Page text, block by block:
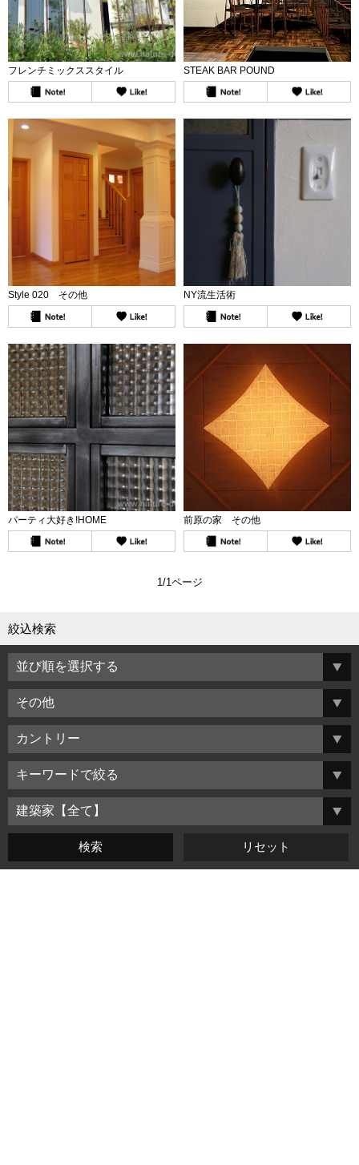
フレンチミックススタイル STEAK BAR POUND
Style 020 その他 NY流生活術
パーティ大好き!HOME 前原の家 その他
1/1ページ
絞込検索